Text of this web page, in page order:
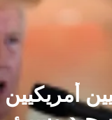
أمريكيين